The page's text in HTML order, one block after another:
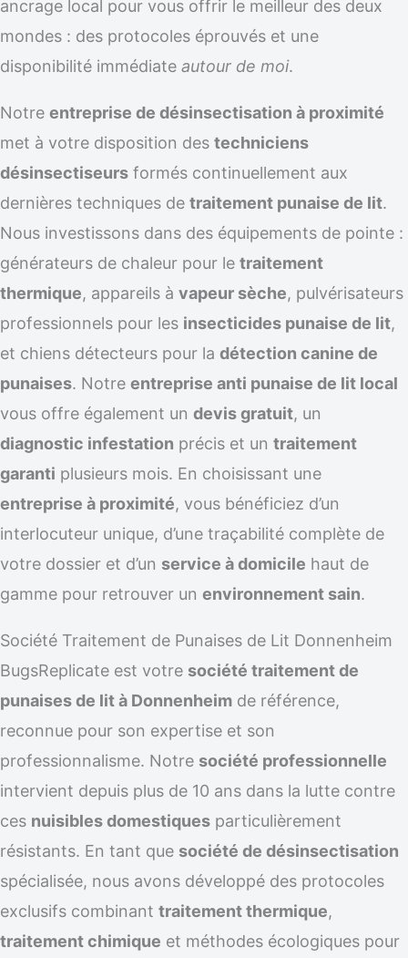
ancrage local pour vous offrir le meilleur des deux
mondes : des protocoles éprouvés et une
disponibilité immédiate autour de moi.
Notre entreprise de désinsectisation à proximité
met à votre disposition des techniciens
désinsectiseurs formés continuellement aux
dernières techniques de traitement punaise de lit.
Nous investissons dans des équipements de pointe :
générateurs de chaleur pour le traitement
thermique, appareils à vapeur sèche, pulvérisateurs
professionnels pour les insecticides punaise de lit,
et chiens détecteurs pour la détection canine de
punaises. Notre entreprise anti punaise de lit local
vous offre également un devis gratuit, un
diagnostic infestation précis et un traitement
garanti plusieurs mois. En choisissant une
entreprise à proximité, vous bénéficiez d’un
interlocuteur unique, d’une traçabilité complète de
votre dossier et d’un service à domicile haut de
gamme pour retrouver un environnement sain.
Société Traitement de Punaises de Lit Donnenheim
BugsReplicate est votre société traitement de
punaises de lit à Donnenheim de référence,
reconnue pour son expertise et son
professionnalisme. Notre société professionnelle
intervient depuis plus de 10 ans dans la lutte contre
ces nuisibles domestiques particulièrement
résistants. En tant que société de désinsectisation
spécialisée, nous avons développé des protocoles
exclusifs combinant traitement thermique,
traitement chimique et méthodes écologiques pour